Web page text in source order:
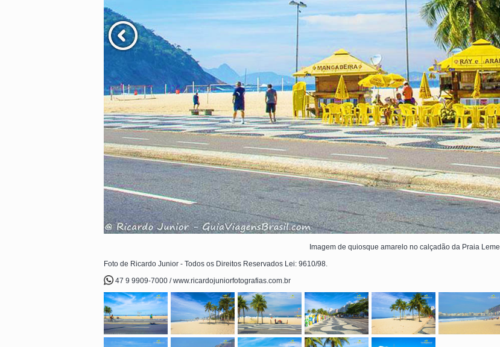
Imagem de quiosque amarelo no calçadão da Praia Leme.
Foto de Ricardo Junior - Todos os Direitos Reservados Lei: 9610/98.
47 9 9909-7000 / www.ricardojuniorfotografias.com.br